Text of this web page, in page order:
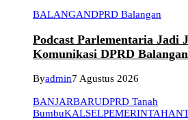
BALANGANDPRD Balangan
Podcast Parlementaria Jadi
Komunikasi DPRD
Byadmin7 Agustus 2026
BANJARBARUDPRD Tanah
BumbuKALSELPEMERINTAHAN